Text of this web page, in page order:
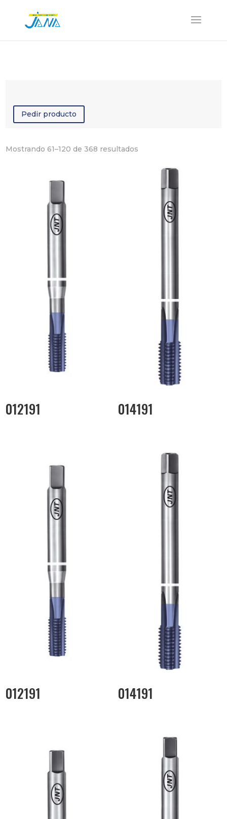
Pedir producto
Mostrando 61–120 de 368 resultados
012191 014191
012191 014191